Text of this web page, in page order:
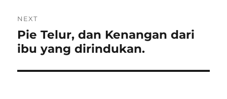
NEXT
Next
post:
Pie Telur, dan Kenangan dari
ibu yang dirindukan.